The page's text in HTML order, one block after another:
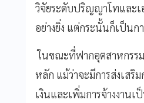
วิจัยระดับปริญญาโทและเ
อย่างยิ่ง แต่กระนั้นก็เป็น
ในขณะที่ฟากอุตสาหกรรม
หลัก แม้ว่าจะมีการส่งเสริ
เงินและเพิ่มการจ้างงาน